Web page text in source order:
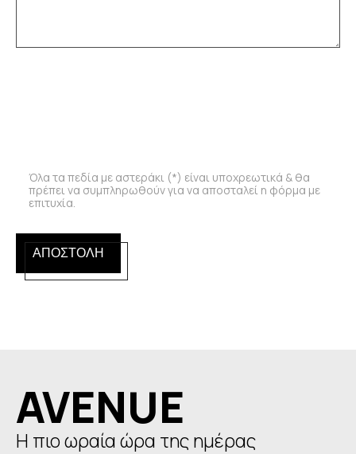
Όλα τα πεδία με αστεράκι (*) είναι υποχρεωτικά & θα
πρέπει να συμπληρωθούν για να αποσταλεί η φόρμα με
επιτυχία.
ΑΠΟΣΤΟΛΗ
AVENUE
Η πιο ωραία ώρα της ημέρας